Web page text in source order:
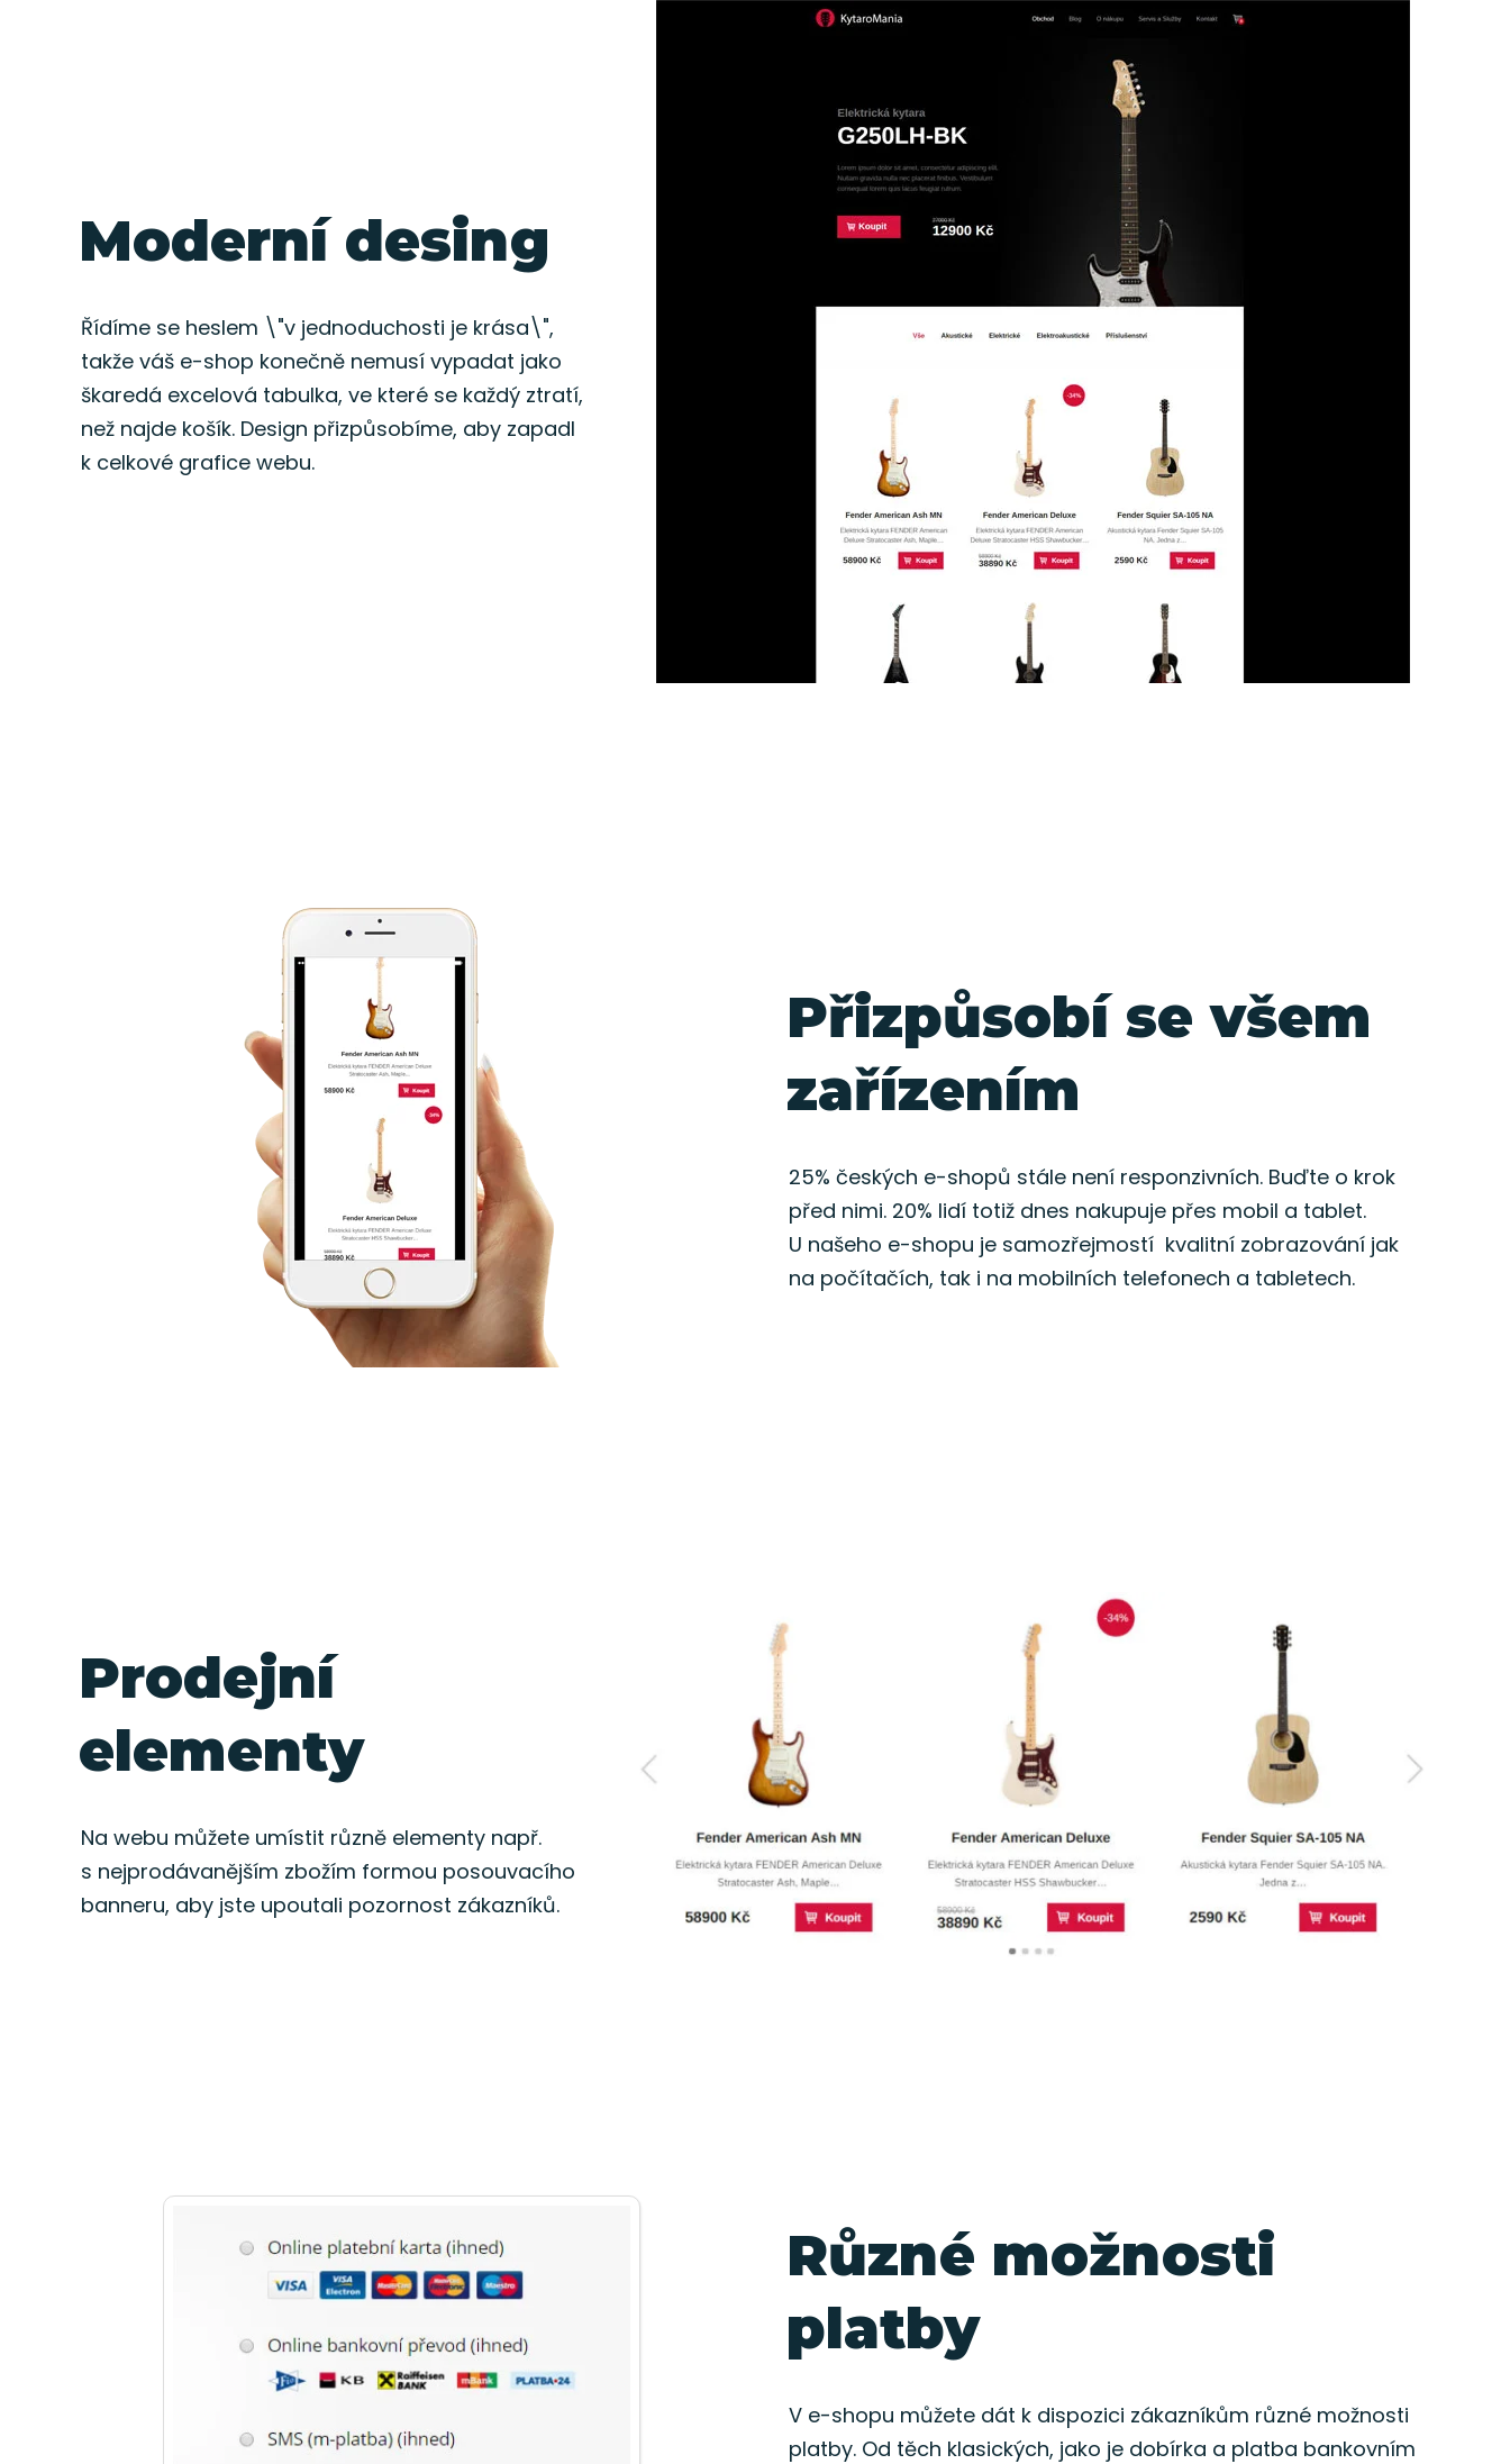
Moderní desing
Řídíme se heslem \"v jednoduchosti je krása\",
takže váš e-shop konečně nemusí vypadat jako
škaredá excelová tabulka, ve které se každý ztratí,
než najde košík. Design přizpůsobíme, aby zapadl
k celkové grafice webu.
Přizpůsobí se všem
zařízením
25% českých e-shopů stále není responzivních. Buďte o krok
před nimi. 20% lidí totiž dnes nakupuje přes mobil a tablet.
U našeho e-shopu je samozřejmostí kvalitní zobrazování jak
na počítačích, tak i na mobilních telefonech a tabletech.
Prodejní
elementy
Na webu můžete umístit různě elementy např.
s nejprodávanějším zbožím formou posouvacího
banneru, aby jste upoutali pozornost zákazníků.
Různé možnosti
platby
V e-shopu můžete dát k dispozici zákazníkům různé možnosti
platby. Od těch klasických, jako je dobírka a platba bankovním